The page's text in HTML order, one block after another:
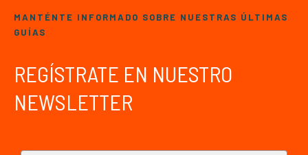
MANTÉNTE INFORMADO SOBRE NUESTRAS ÚLTIMAS
GUÍAS
REGÍSTRATE EN NUESTRO
NEWSLETTER